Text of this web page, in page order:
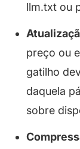
llm.txt ou
preço ou
gatilho
daquela
sobre